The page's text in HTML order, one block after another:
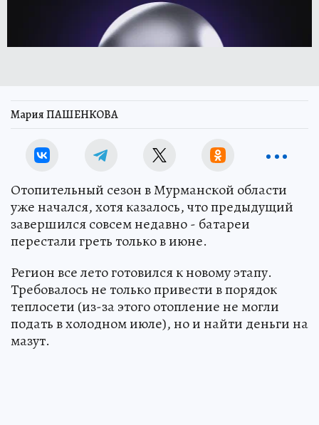
Мария ПАШЕНКОВА
Отопительный сезон в Мурманской области
уже начался, хотя казалось, что предыдущий
завершился совсем недавно - батареи
перестали греть только в июне.
Регион все лето готовился к новому этапу.
Требовалось не только привести в порядок
теплосети (из-за этого отопление не могли
подать в холодном июле), но и найти деньги на
мазут.